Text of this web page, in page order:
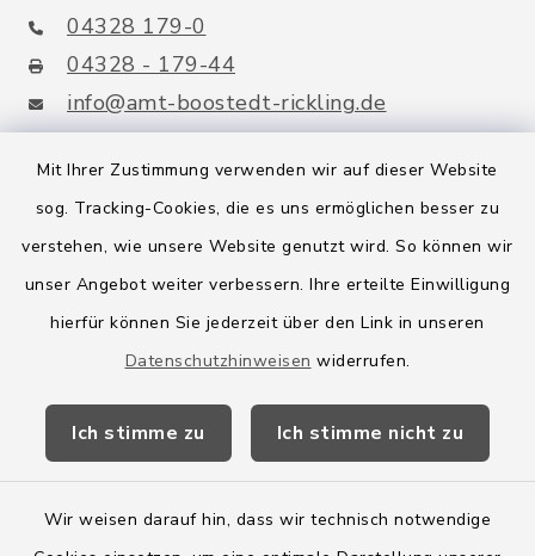
Mit Ihrer Zustimmung verwenden wir auf dieser Website
sog. Tracking-Cookies, die es uns ermöglichen besser zu
verstehen, wie unsere Website genutzt wird. So können wir
unser Angebot weiter verbessern. Ihre erteilte Einwilligung
hierfür können Sie jederzeit über den Link in unseren
Datenschutzhinweisen widerrufen.
Ich stimme zu Ich stimme nicht zu
Wir weisen darauf hin, dass wir technisch notwendige
04328 179-0
04328 - 179-44
info@amt-boostedt-rickling.de
Quicklinks
Amt Boostedt-Rickling
Amtsbroschüre
Wege-Zweckverband